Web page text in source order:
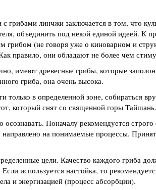
с грибами линчжи заключается в том, что
объединить под некой единой идеей. К
грибом (не говоря уже о киноварном и
правило, они обладают не более чем
имеют древесные грибы, которые
гриба, она очень высока.
только в определенной зоне, собираться
который снят со священной горы Тайшань.
Поначалу рекомендуется строго
на понимаемые процессы.
цели. Качество каждого гриба
используется настойка, то
и энергизацией (процесс абсорбции).